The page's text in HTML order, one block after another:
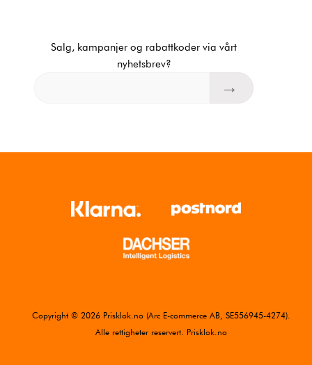
Salg, kampanjer og rabattkoder via vårt
nyhetsbrev?
Copyright © 2026 Prisklok.no (Arc E-commerce AB, SE556945-4274).
Alle rettigheter reservert. Prisklok.no